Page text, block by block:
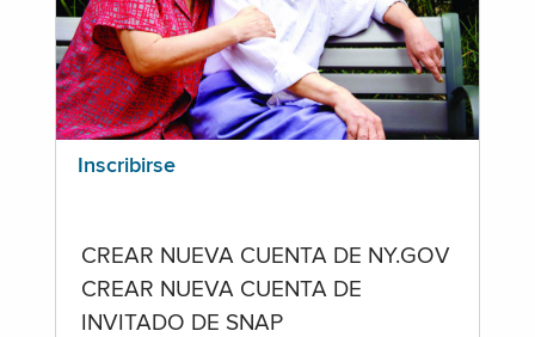
Inscribirse
CREAR NUEVA CUENTA DE NY.GOV
CREAR NUEVA CUENTA DE
INVITADO DE SNAP